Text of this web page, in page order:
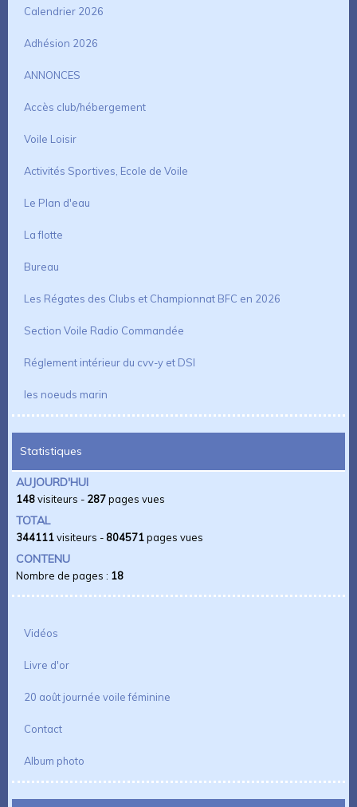
Calendrier 2026
Adhésion 2026
ANNONCES
Accès club/hébergement
Voile Loisir
Activités Sportives, Ecole de Voile
Le Plan d'eau
La flotte
Bureau
Les Régates des Clubs et Championnat BFC en 2026
Section Voile Radio Commandée
Réglement intérieur du cvv-y et DSI
les noeuds marin
Statistiques
AUJOURD'HUI
148visiteurs - 287pages vues
TOTAL
344111visiteurs - 804571pages vues
CONTENU
Nombre de pages : 18
Vidéos
Livre d'or
20 août journée voile féminine
Contact
Album photo